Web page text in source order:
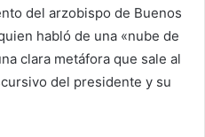
del arzobispo de Buenos
habló de una «nube de
clara metáfora que sale al
del presidente y su